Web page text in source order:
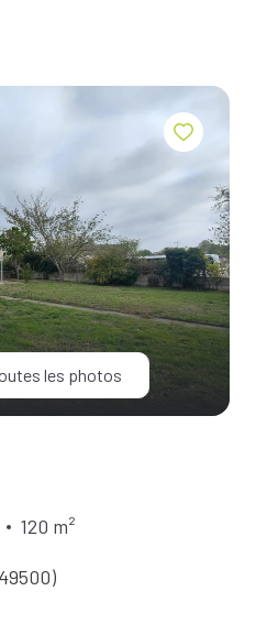
les photos
120 m²